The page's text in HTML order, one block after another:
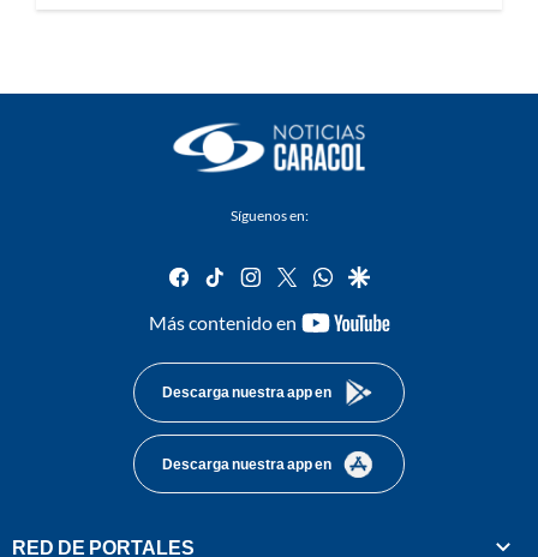
Síguenos en:
facebook
tiktok instagram
twitterwhatsapp
google
Más contenido en
youtube-
Descarga nuestra app en
Descarga nuestra app en
RED DE PORTALES